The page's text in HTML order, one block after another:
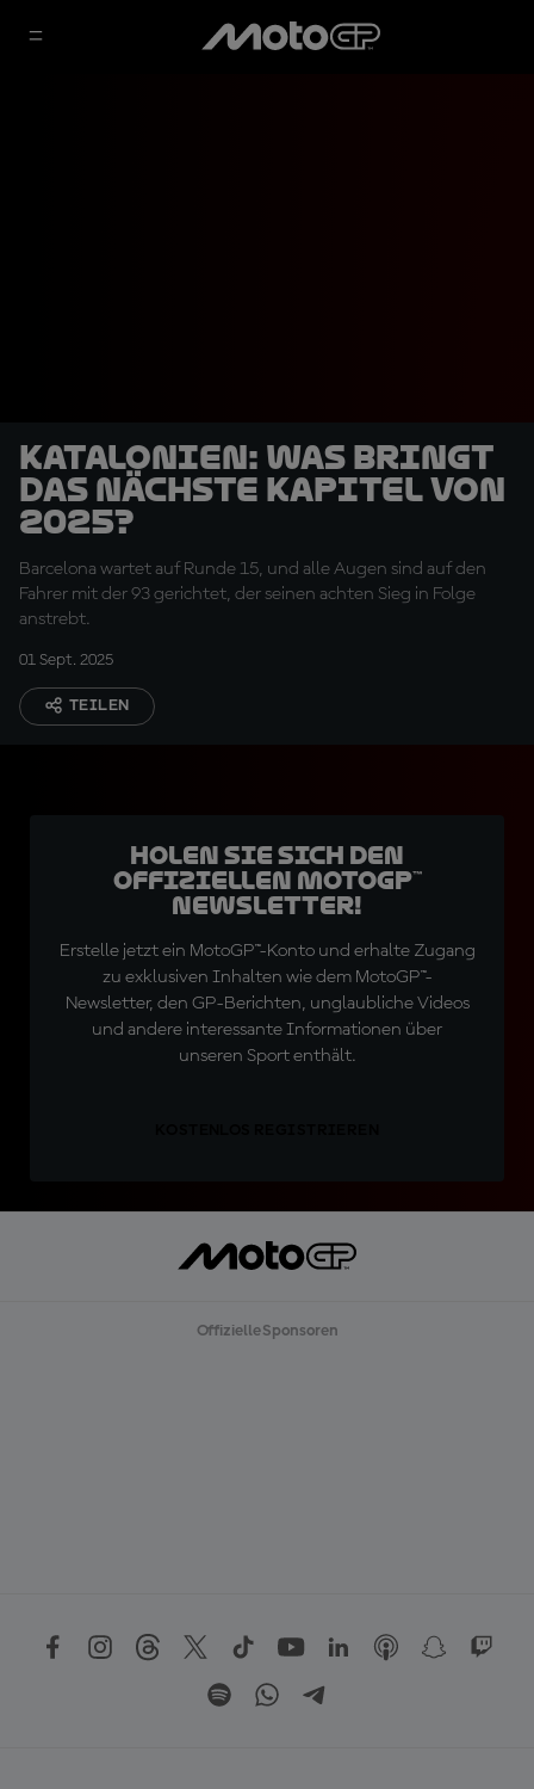
Katalonien: Was bringt
das nächste Kapitel von
2025?
Barcelona wartet auf Runde 15, und alle Augen sind auf den
Fahrer mit der 93 gerichtet, der seinen achten Sieg in Folge
anstrebt.
01 Sept. 2025
TEILEN
Holen Sie sich den
offiziellen MotoGP™
Newsletter!
Erstelle jetzt ein MotoGP™-Konto und erhalte Zugang
zu exklusiven Inhalten wie dem MotoGP™-
Newsletter, den GP-Berichten, unglaubliche Videos
und andere interessante Informationen über
unseren Sport enthält.
Offizielle Sponsoren